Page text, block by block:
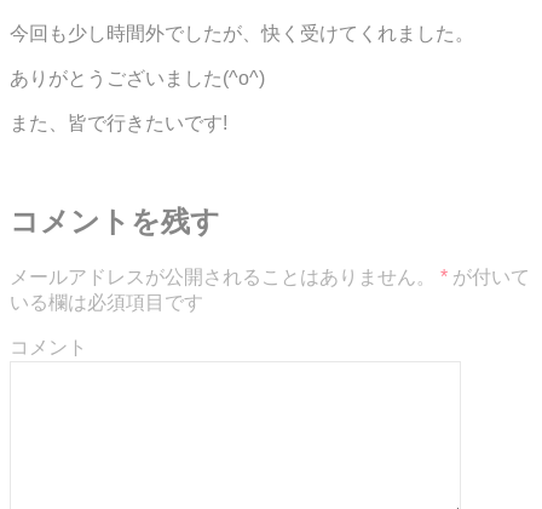
今回も少し時間外でしたが、快く受けてくれました。
ありがとうございました(^o^)
また、皆で行きたいです!
コメントを残す
メールアドレスが公開されることはありません。 * が付いて
いる欄は必須項目です
コメント